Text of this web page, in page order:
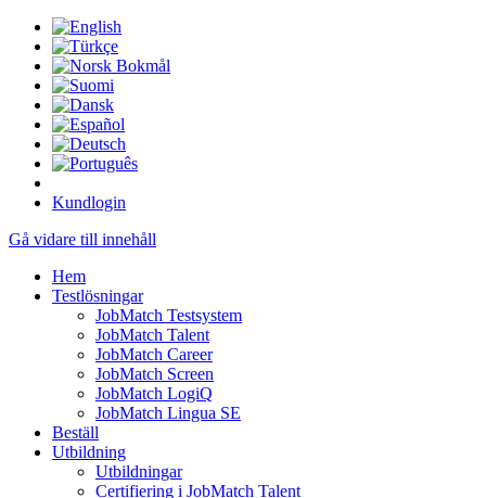
Kundlogin
Gå vidare till innehåll
Hem
Testlösningar
JobMatch Testsystem
JobMatch Talent
JobMatch Career
JobMatch Screen
JobMatch LogiQ
JobMatch Lingua SE
Beställ
Utbildning
Utbildningar
Certifiering i JobMatch Talent